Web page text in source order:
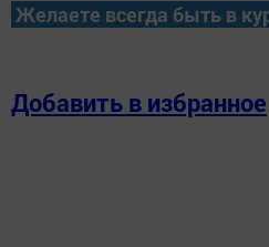
Желаете всегда быть в
Добавить в избранное